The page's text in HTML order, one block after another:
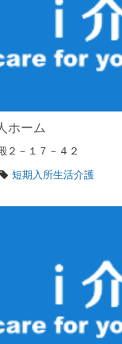
ホーム
２－１７－４２
短期入所生活介護